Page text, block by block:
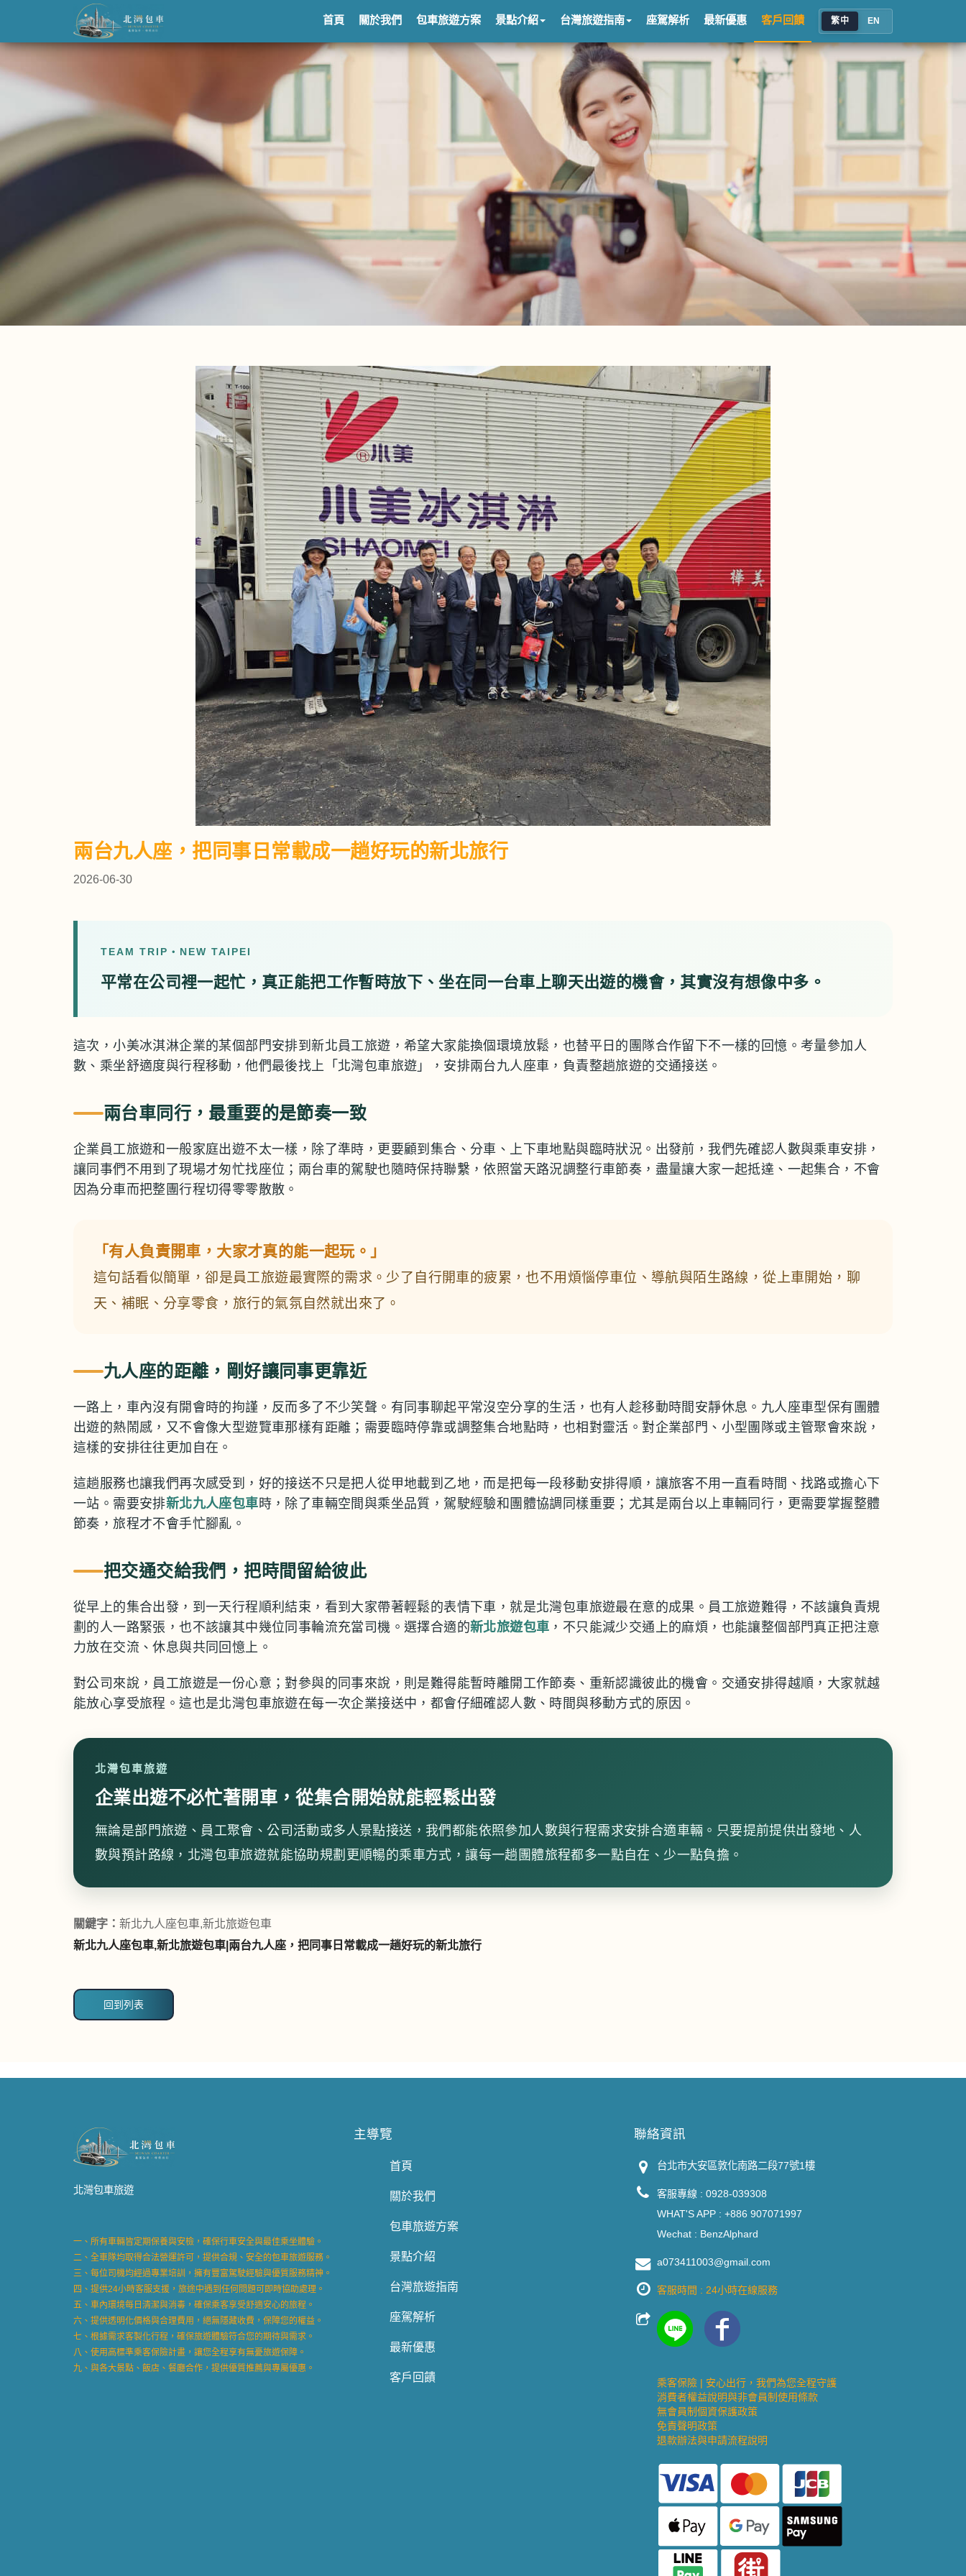
首頁 關於我們 包車旅遊方案 景點介紹 台灣旅遊指南 座駕解析 最新優惠 客戶回饋 繁中 EN
兩台九人座，把同事日常載成一趟好玩的新北旅行
2026-06-30
TEAM TRIP・NEW TAIPEI
平常在公司裡一起忙，真正能把工作暫時放下、坐在同一台車上聊天出遊的機會，其實沒有想像中多。
這次，小美冰淇淋企業的某個部門安排到新北員工旅遊，希望大家能換個環境放鬆，也替平日的團隊合作留下不一樣的回憶。考量參加人
數、乘坐舒適度與行程移動，他們最後找上「北灣包車旅遊」，安排兩台九人座車，負責整趟旅遊的交通接送。
兩台車同行，最重要的是節奏一致
企業員工旅遊和一般家庭出遊不太一樣，除了準時，更要顧到集合、分車、上下車地點與臨時狀況。出發前，我們先確認人數與乘車安排，
讓同事們不用到了現場才匆忙找座位；兩台車的駕駛也隨時保持聯繫，依照當天路況調整行車節奏，盡量讓大家一起抵達、一起集合，不會
因為分車而把整團行程切得零零散散。
「有人負責開車，大家才真的能一起玩。」
這句話看似簡單，卻是員工旅遊最實際的需求。少了自行開車的疲累，也不用煩惱停車位、導航與陌生路線，從上車開始，聊
天、補眠、分享零食，旅行的氣氛自然就出來了。
九人座的距離，剛好讓同事更靠近
一路上，車內沒有開會時的拘謹，反而多了不少笑聲。有同事聊起平常沒空分享的生活，也有人趁移動時間安靜休息。九人座車型保有團體
出遊的熱鬧感，又不會像大型遊覽車那樣有距離；需要臨時停靠或調整集合地點時，也相對靈活。對企業部門、小型團隊或主管聚會來說，
這樣的安排往往更加自在。
這趟服務也讓我們再次感受到，好的接送不只是把人從甲地載到乙地，而是把每一段移動安排得順，讓旅客不用一直看時間、找路或擔心下
一站。需要安排新北九人座包車時，除了車輛空間與乘坐品質，駕駛經驗和團體協調同樣重要；尤其是兩台以上車輛同行，更需要掌握整體
節奏，旅程才不會手忙腳亂。
把交通交給我們，把時間留給彼此
從早上的集合出發，到一天行程順利結束，看到大家帶著輕鬆的表情下車，就是北灣包車旅遊最在意的成果。員工旅遊難得，不該讓負責規
劃的人一路緊張，也不該讓其中幾位同事輪流充當司機。選擇合適的新北旅遊包車 ，不只能減少交通上的麻煩，也能讓整個部門真正把注意
力放在交流、休息與共同回憶上。
對公司來說，員工旅遊是一份心意；對參與的同事來說，則是難得能暫時離開工作節奏、重新認識彼此的機會。交通安排得越順，大家就越
能放心享受旅程。這也是北灣包車旅遊在每一次企業接送中，都會仔細確認人數、時間與移動方式的原因。
北灣包車旅遊
企業出遊不必忙著開車，從集合開始就能輕鬆出發
無論是部門旅遊、員工聚會、公司活動或多人景點接送，我們都能依照參加人數與行程需求安排合適車輛。只要提前提供出發地、人
數與預計路線，北灣包車旅遊就能協助規劃更順暢的乘車方式，讓每一趟團體旅程都多一點自在、少一點負擔。
關鍵字： 新北九人座包車,新北旅遊包車
新北九人座包車,新北旅遊包車|兩台九人座，把同事日常載成一趟好玩的新北旅行
回到列表
北灣包車旅遊
一、所有車輛皆定期保養與安檢，確保行車安全與最佳乘坐體驗。
二、全車隊均取得合法營運許可，提供合規、安全的包車旅遊服務。
三、每位司機均經過專業培訓，擁有豐富駕駛經驗與優質服務精神。
四、提供24小時客服支援，旅途中遇到任何問題可即時協助處理。
五、車內環境每日清潔與消毒，確保乘客享受舒適安心的旅程。
六、提供透明化價格與合理費用，絕無隱藏收費，保障您的權益。
七、根據需求客製化行程，確保旅遊體驗符合您的期待與需求。
八、使用高標準乘客保險計畫，讓您全程享有無憂旅遊保障。
九、與各大景點、飯店、餐廳合作，提供優質推薦與專屬優惠。
主導覽
首頁
關於我們
包車旅遊方案
景點介紹
台灣旅遊指南
座駕解析
最新優惠
客戶回饋
聯絡資訊
台北市大安區敦化南路二段77號1樓
客服專線 : 0928-039308
WHAT'S APP : +886 907071997
Wechat : BenzAlphard
a073411003@gmail.com
客服時間 : 24小時在線服務
乘客保險 | 安心出行，我們為您全程守護
消費者權益說明與非會員制使用條款
無會員制個資保護政策
免責聲明政策
退款辦法與申請流程說明